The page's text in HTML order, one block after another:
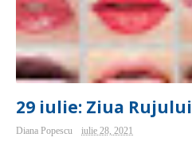
29 iulie: Ziua Rujului
Diana Popescu iulie 28, 2021